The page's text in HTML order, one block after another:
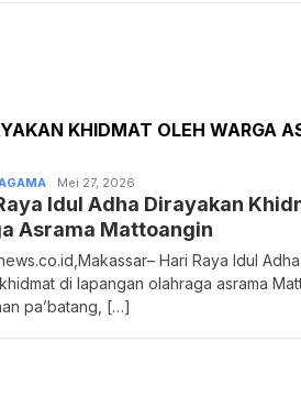
KHIDMAT OLEH WARGA
Adm
Chibernews
Mei 27, 2026
Idul Adha Dirayakan
Asrama Mattoangin
Hari Raya Idul
di lapangan olahraga asrama
pa’batang, […]